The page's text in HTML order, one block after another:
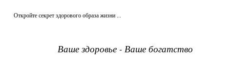
Откройте секрет здорового образа жизни ...
Ваше здоровье - Ваше богатство